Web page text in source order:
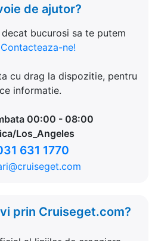
de ajutor?
bucurosi sa te putem
Contacteaza-ne!
cu drag la dispozitie, pentru
informatie.
00:00 - 08:00
Los_Angeles
631 1770
prin Cruiseget.com?